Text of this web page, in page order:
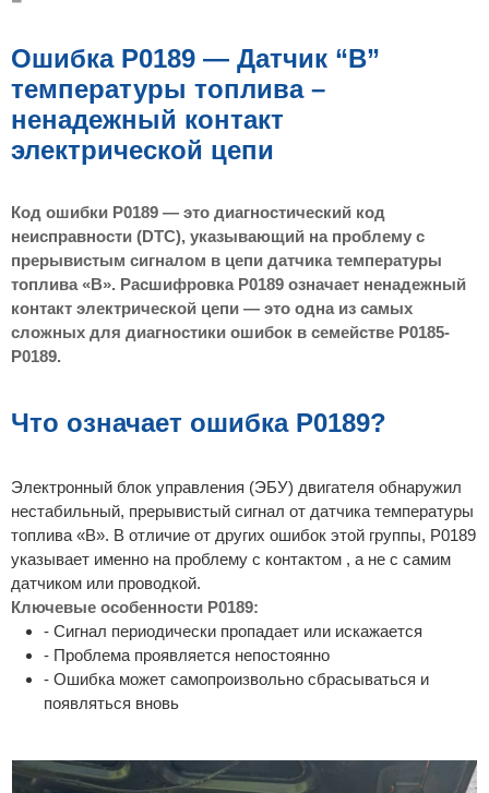
щ
е
и
е
Ошибка P0189 — Датчик “B”
температуры топлива –
ненадежный контакт
электрической цепи
Код ошибки P0189 — это диагностический код
неисправности (DTC), указывающий на проблему с
прерывистым сигналом в цепи датчика температуры
топлива «B». Расшифровка P0189 означает ненадежный
контакт электрической цепи — это одна из самых
сложных для диагностики ошибок в семействе P0185-
P0189.
Что означает ошибка P0189?
Электронный блок управления (ЭБУ) двигателя обнаружил
нестабильный, прерывистый сигнал от датчика температуры
топлива «B». В отличие от других ошибок этой группы, P0189
указывает именно на проблему с контактом , а не с самим
датчиком или проводкой.
Ключевые особенности P0189:
- Сигнал периодически пропадает или искажается
- Проблема проявляется непостоянно
- Ошибка может самопроизвольно сбрасываться и
появляться вновь